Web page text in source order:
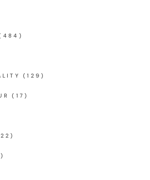
(129)
(17)